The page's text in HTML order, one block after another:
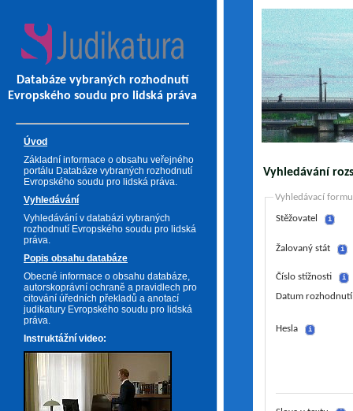
Databáze vybraných rozhodnutí
Evropského soudu pro lidská práva
Úvod
Základní informace o obsahu veřejného
portálu Databáze vybraných rozhodnutí
Evropského soudu pro lidská práva.
Vyhledávání
Vyhledávání v databázi vybraných
rozhodnutí Evropského soudu pro lidská
práva.
Popis obsahu databáze
Obecné informace o obsahu databáze,
autorskoprávní ochraně a pravidlech pro
citování úředních překladů a anotací
judikatury Evropského soudu pro lidská
práva.
Instruktážní video:
Vyhledávání
Vyhledávací
Stěžovatel i
Žalovaný stát i
Číslo stížnosti i
Datum
Hesla i